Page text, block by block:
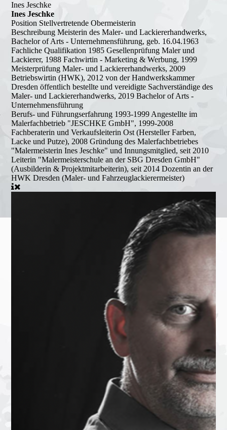
Ines Jeschke
Ines Jeschke
Position Stellvertretende Obermeisterin
BeschreibungMeisterin des Maler- und Lackiererhandwerks,
Bachelor of Arts - Unternehmensführung, geb. 16.04.1963
Fachliche Qualifikation 1985 Gesellenprüfung Maler und
Lackierer, 1988 Fachwirtin - Marketing & Werbung, 1999
Meisterprüfung Maler- und Lackiererhandwerks, 2009
Betriebswirtin (HWK), 2012 von der Handwerkskammer
Dresden öffentlich bestellte und vereidigte Sachverständige des
Maler- und Lackiererhandwerks, 2019 Bachelor of Arts -
Unternehmensführung
Berufs- und Führungserfahrung 1993-1999 Angestellte im
Malerfachbetrieb "JESCHKE GmbH", 1999-2008
Fachberaterin und Verkaufsleiterin Ost (Hersteller Farben,
Lacke und Putze), 2008 Gründung des Malerfachbetriebes
"Malermeisterin Ines Jeschke" und Innungsmitglied, seit 2010
Leiterin "Malermeisterschule an der SBG Dresden GmbH"
(Ausbilderin & Projektmitarbeiterin), seit 2014 Dozentin an der
HWK Dresden (Maler- und Fahrzeuglackierermeister)